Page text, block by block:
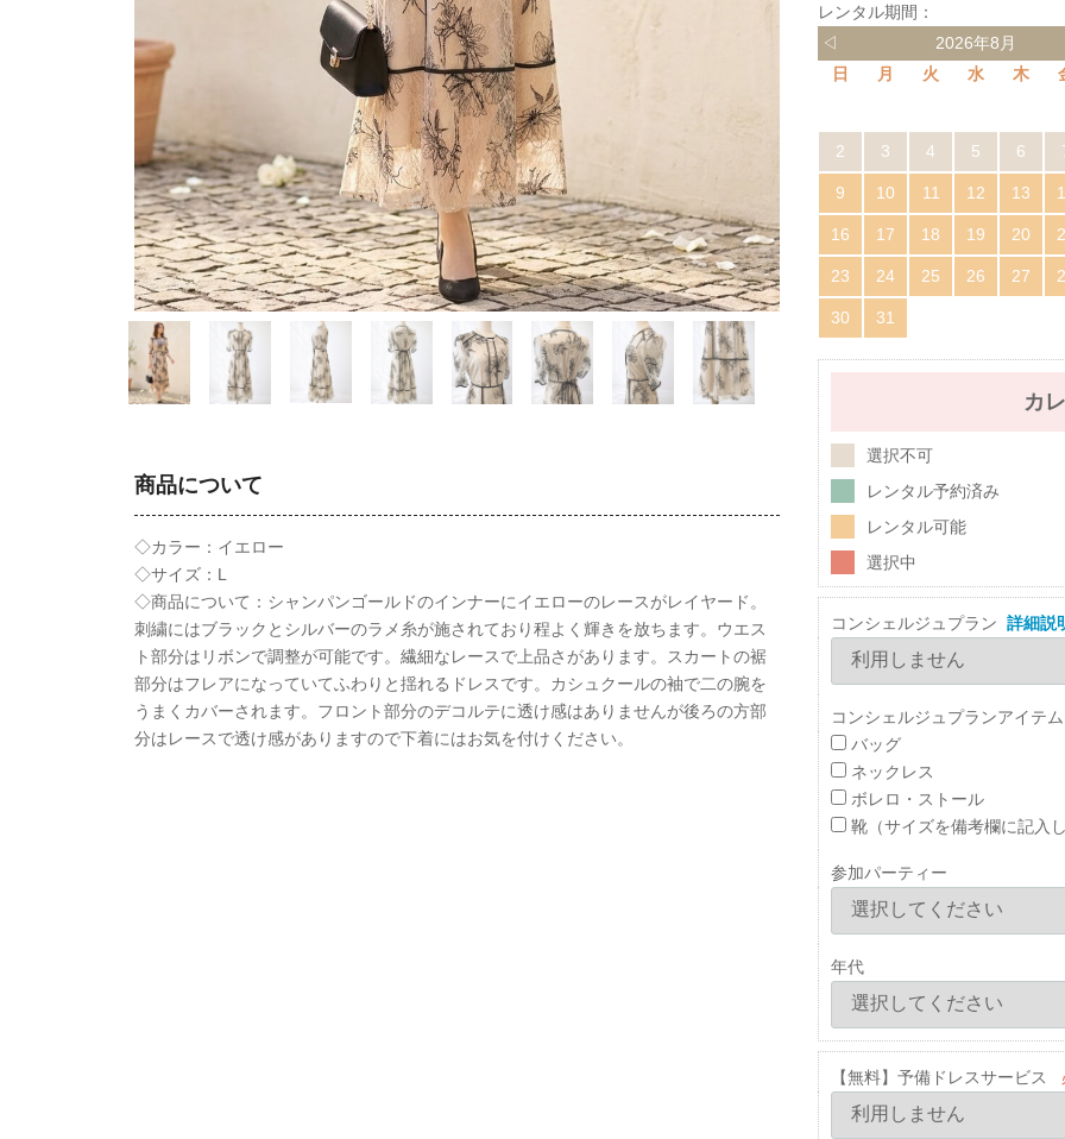
商品について
◇カラー：イエロー
◇サイズ：L
◇商品について：シャンパンゴールドのインナーにイエローのレースがレイヤード。
刺繍にはブラックとシルバーのラメ糸が施されており程よく輝きを放ちます。ウエス
ト部分はリボンで調整が可能です。繊細なレースで上品さがあります。スカートの裾
部分はフレアになっていてふわりと揺れるドレスです。カシュクールの袖で二の腕を
うまくカバーされます。フロント部分のデコルテに透け感はありませんが後ろの方部
分はレースで透け感がありますので下着にはお気を付けください。
レンタル期間：
◁
2026年8月
日
月 火 水 木
2 3 4 5 6
9 10 11 12 13
16 17 18 19 20
23 24 25 26 27
30 31
カ
選択不可
レンタル予約済み
レンタル可能
選択中
コンシェルジュプラン 詳細説
コンシェルジュプランアイテム
バッグ
ネックレス
ボレロ・ストール
靴（サイズを備考欄に記入
参加パーティー
年代
【無料】予備ドレスサービス